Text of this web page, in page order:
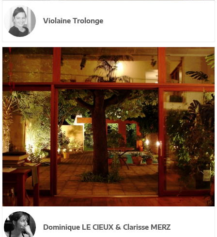
Violaine Trolonge
Dominique LE CIEUX & Clarisse MERZ